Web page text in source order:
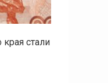
стали